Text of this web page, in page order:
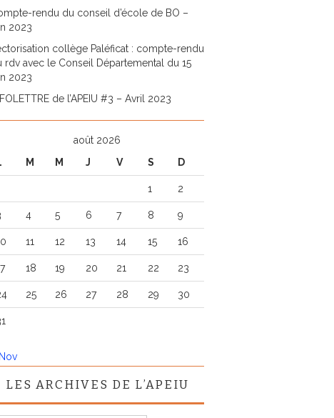
rendu du conseil d’école de BO –
2023
collège Paléficat : compte-rendu
rdv avec le Conseil Départemental du 15
2023
de l’APEIU #3 – Avril 2023
août 2026
M M J V S D
1 2
4 5 6 7 8 9
11 12 13 14 15 16
18 19 20 21 22 23
25 26 27 28 29 30
LES ARCHIVES DE L’APEIU